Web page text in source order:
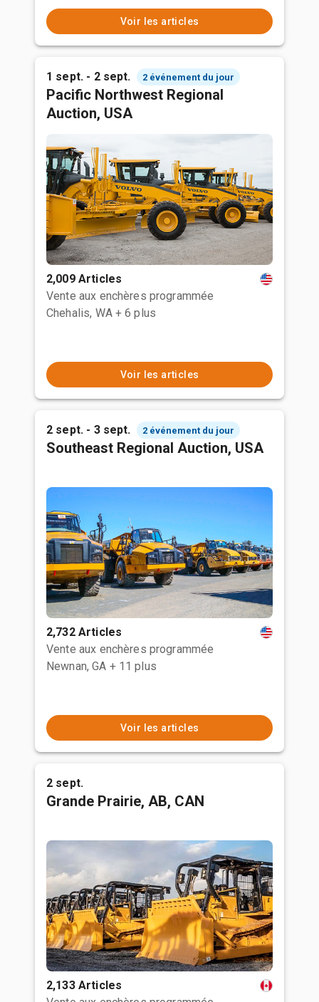
Voir les articles
1 sept. - 2 sept. 2 événement du jour
Pacific Northwest Regional
Auction, USA
2,009 Articles
Vente aux enchères programmée
Chehalis, WA + 6 plus
Voir les articles
2 sept. - 3 sept. 2 événement du jour
Southeast Regional Auction, USA
2,732 Articles
Vente aux enchères programmée
Newnan, GA + 11 plus
Voir les articles
2 sept.
Grande Prairie, AB, CAN
2,133 Articles